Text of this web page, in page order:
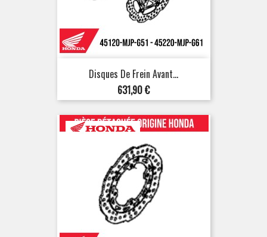
Disques De Frein Avant...
Prix
631,90 €